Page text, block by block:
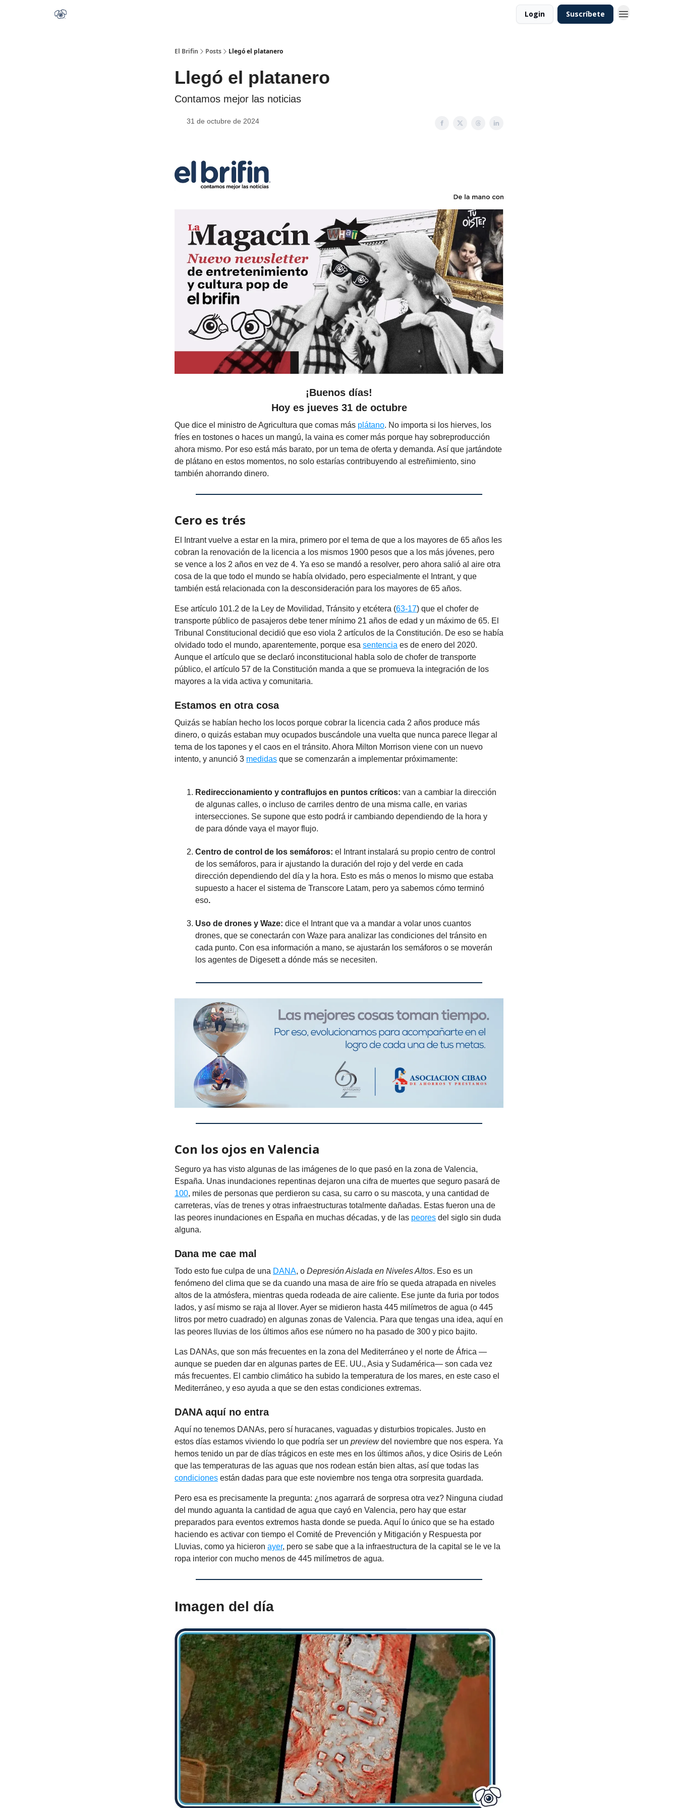
Login Suscríbete
El Brifin Posts Llegó el platanero
Llegó el platanero
Contamos mejor las noticias
31 de octubre de 2024
¡Buenos días!
Hoy es jueves 31 de octubre
Que dice el ministro de Agricultura que comas más plátano. No importa si los hierves, los
fríes en tostones o haces un mangú, la vaina es comer más porque hay sobreproducción
ahora mismo. Por eso está más barato, por un tema de oferta y demanda. Así que jartándote
de plátano en estos momentos, no solo estarías contribuyendo al estreñimiento, sino
también ahorrando dinero.
Cero es trés
El Intrant vuelve a estar en la mira, primero por el tema de que a los mayores de 65 años les
cobran la renovación de la licencia a los mismos 1900 pesos que a los más jóvenes, pero
se vence a los 2 años en vez de 4. Ya eso se mandó a resolver, pero ahora salió al aire otra
cosa de la que todo el mundo se había olvidado, pero especialmente el Intrant, y que
también está relacionada con la desconsideración para los mayores de 65 años.
Ese artículo 101.2 de la Ley de Movilidad, Tránsito y etcétera (63-17) que el chofer de
transporte público de pasajeros debe tener mínimo 21 años de edad y un máximo de 65. El
Tribunal Constitucional decidió que eso viola 2 artículos de la Constitución. De eso se había
olvidado todo el mundo, aparentemente, porque esa sentencia es de enero del 2020.
Aunque el artículo que se declaró inconstitucional habla solo de chofer de transporte
público, el artículo 57 de la Constitución manda a que se promueva la integración de los
mayores a la vida activa y comunitaria.
Estamos en otra cosa
Quizás se habían hecho los locos porque cobrar la licencia cada 2 años produce más
dinero, o quizás estaban muy ocupados buscándole una vuelta que nunca parece llegar al
tema de los tapones y el caos en el tránsito. Ahora Milton Morrison viene con un nuevo
intento, y anunció 3 medidas que se comenzarán a implementar próximamente:
Redireccionamiento y contraflujos en puntos críticos: van a cambiar la dirección
de algunas calles, o incluso de carriles dentro de una misma calle, en varias
intersecciones. Se supone que esto podrá ir cambiando dependiendo de la hora y
de para dónde vaya el mayor flujo.
Centro de control de los semáforos: el Intrant instalará su propio centro de control
de los semáforos, para ir ajustando la duración del rojo y del verde en cada
dirección dependiendo del día y la hora. Esto es más o menos lo mismo que estaba
supuesto a hacer el sistema de Transcore Latam, pero ya sabemos cómo terminó
eso.
Uso de drones y Waze: dice el Intrant que va a mandar a volar unos cuantos
drones, que se conectarán con Waze para analizar las condiciones del tránsito en
cada punto. Con esa información a mano, se ajustarán los semáforos o se moverán
los agentes de Digesett a dónde más se necesiten.
Con los ojos en Valencia
Seguro ya has visto algunas de las imágenes de lo que pasó en la zona de Valencia,
España. Unas inundaciones repentinas dejaron una cifra de muertes que seguro pasará de
100, miles de personas que perdieron su casa, su carro o su mascota, y una cantidad de
carreteras, vías de trenes y otras infraestructuras totalmente dañadas. Estas fueron una de
las peores inundaciones en España en muchas décadas, y de las peores del siglo sin duda
alguna.
Dana me cae mal
Todo esto fue culpa de una DANA, o Depresión Aislada en Niveles Altos. Eso es un
fenómeno del clima que se da cuando una masa de aire frío se queda atrapada en niveles
altos de la atmósfera, mientras queda rodeada de aire caliente. Ese junte da furia por todos
lados, y así mismo se raja al llover. Ayer se midieron hasta 445 milímetros de agua (o 445
litros por metro cuadrado) en algunas zonas de Valencia. Para que tengas una idea, aquí en
las peores lluvias de los últimos años ese número no ha pasado de 300 y pico bajito.
Las DANAs, que son más frecuentes en la zona del Mediterráneo y el norte de África —
aunque se pueden dar en algunas partes de EE. UU., Asia y Sudamérica— son cada vez
más frecuentes. El cambio climático ha subido la temperatura de los mares, en este caso el
Mediterráneo, y eso ayuda a que se den estas condiciones extremas.
DANA aquí no entra
Aquí no tenemos DANAs, pero sí huracanes, vaguadas y disturbios tropicales. Justo en
estos días estamos viviendo lo que podría ser un previewdel noviembre que nos espera. Ya
hemos tenido un par de días trágicos en este mes en los últimos años, y dice Osiris de León
que las temperaturas de las aguas que nos rodean están bien altas, así que todas las
condiciones están dadas para que este noviembre nos tenga otra sorpresita guardada.
Pero esa es precisamente la pregunta: ¿nos agarrará de sorpresa otra vez? Ninguna ciudad
del mundo aguanta la cantidad de agua que cayó en Valencia, pero hay que estar
preparados para eventos extremos hasta donde se pueda. Aquí lo único que se ha estado
haciendo es activar con tiempo el Comité de Prevención y Mitigación y Respuesta por
Lluvias, como ya hicieron ayer, pero se sabe que a la infraestructura de la capital se le ve la
ropa interior con mucho menos de 445 milímetros de agua.
Imagen del día